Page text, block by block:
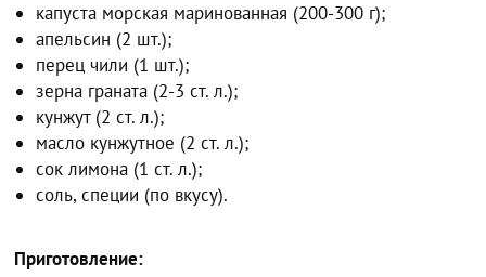
капуста морская маринованная (200-300 г);
апельсин (2 шт.);
перец чили (1 шт.);
зерна граната (2-3 ст. л.);
кунжут (2 ст. л.);
масло кунжутное (2 ст. л.);
сок лимона (1 ст. л.);
соль, специи (по вкусу).
Приготовление: